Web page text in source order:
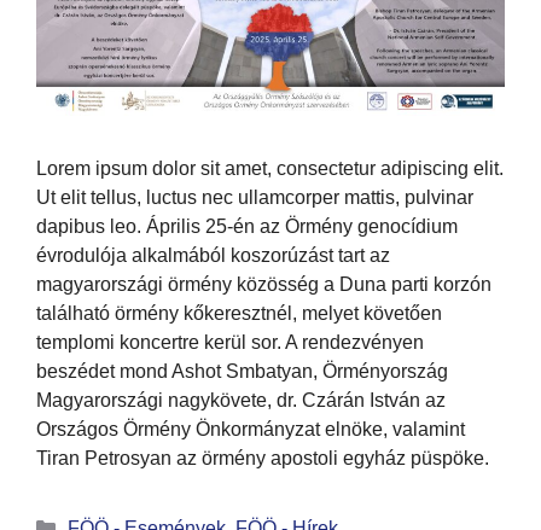
Lorem ipsum dolor sit amet, consectetur adipiscing elit.
Ut elit tellus, luctus nec ullamcorper mattis, pulvinar
dapibus leo. Április 25-én az Örmény genocídium
évrodulója alkalmából koszorúzást tart az
magyarországi örmény közösség a Duna parti korzón
található örmény kőkeresztnél, melyet követően
templomi koncertre kerül sor. A rendezvényen
beszédet mond Ashot Smbatyan, Örményország
Magyarországi nagykövete, dr. Czárán István az
Országos Örmény Önkormányzat elnöke, valamint
Tiran Petrosyan az örmény apostoli egyház püspöke.